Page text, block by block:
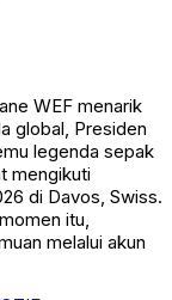
WEF menarik
global, Presiden
legenda sepak
mengikuti
di Davos, Swiss.
itu,
melalui akun